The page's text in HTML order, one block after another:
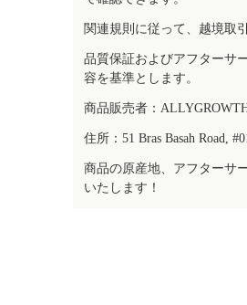
関連規則に従って、越境取
品質保証およびアフターサ
容を基準とします。
商品販売者：
住所：51 Bras Basah Road,
商品の原産地、アフターサ
いたします！